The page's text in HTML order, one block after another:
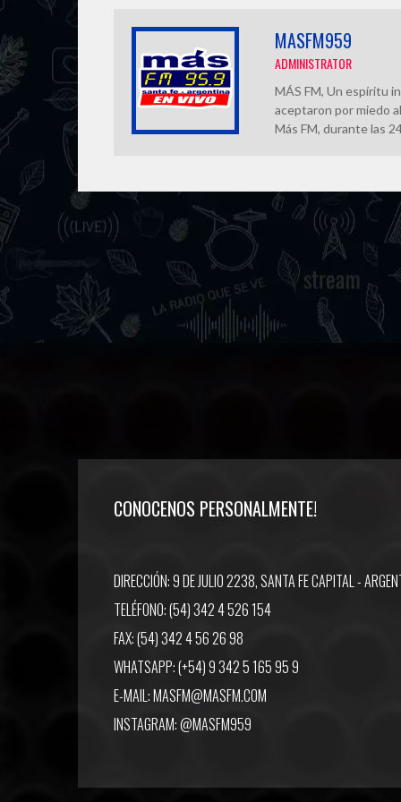
MASFM959
ADMINISTRATOR
MÁS FM, Un espíritu
aceptaron por miedo
Más FM, durante las
CONOCENOS PERSONALMENTE!
DIRECCIÓN: 9 DE JULIO 2238, SANTA FE CAPITAL -
TELÉFONO: (54) 342 4 526 154
FAX: (54) 342 4 56 26 98
WHATSAPP: (+54) 9 342 5 165 95 9
E-MAIL:MASFM@MASFM.COM
INSTAGRAM:@MASFM959